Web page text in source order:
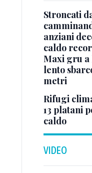
Stroncati
anziani
caldo
Maxi gru a
lento
metri
Rifugi
13 platani
caldo
VIDEO